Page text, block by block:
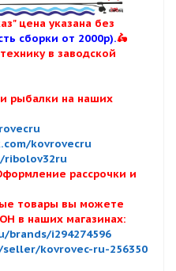
цена указана без
сборки от 2000р).🛵
в заводской
рыбалки на наших
kovrovecru
рассрочки и
товары вы можете
в наших магазинах:
brands/i294274596
kovrovec-ru-256350